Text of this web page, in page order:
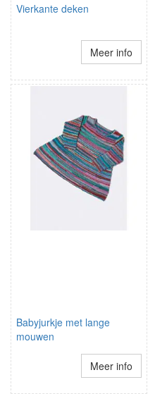
Vierkante deken
Meer info
Babyjurkje met lange
mouwen
Meer info